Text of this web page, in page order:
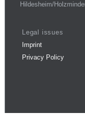
Hildesheim/
Legal issues
Imprint
Privacy Policy